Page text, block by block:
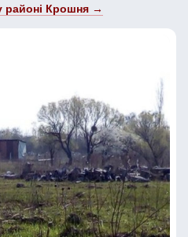
районі Крошня →